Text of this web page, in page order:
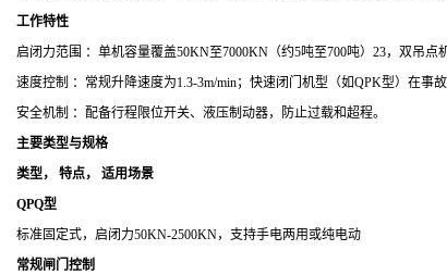
工作特性
启闭力范围 ：单机容量覆盖50KN至7000KN （约5吨至700吨） 23，双吊点
速度控制 ：常规升降速度为1.3-3m/min；快速闭门机型（如QPK型）在事
安全机制 ：配备行程限位开关、液压制动器，防止过载和超程。
主要类型与规格
类型， 特点，
适用场景
QPQ型
标准固定式，启闭力50KN-2500KN，支持手电两用或纯电动
常规闸门控制